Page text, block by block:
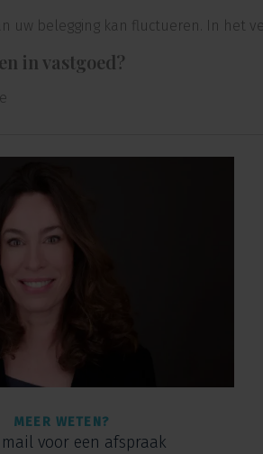
uw belegging kan fluctueren. In het
in vastgoed?
MEER WETEN?
voor een afspraak